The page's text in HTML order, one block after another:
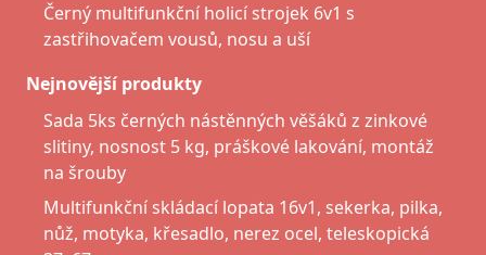
Černý multifunkční holicí strojek 6v1 s
zastřihovačem vousů, nosu a uší
Nejnovější produkty
Sada 5ks černých nástěnných věšáků z zinkové
slitiny, nosnost 5 kg, práškové lakování, montáž
na šrouby
Multifunkční skládací lopata 16v1, sekerka, pilka,
nůž, motyka, křesadlo, nerez ocel, teleskopická